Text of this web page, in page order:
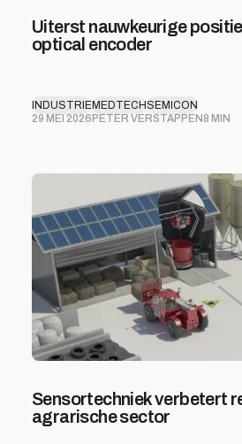
Uiterst nauwkeurige
optical encoder
INDUSTRIEMEDTECHSEMICON
29 MEI 2026 PETER VERSTAPPEN 8 MIN
Sensortechniek verbetert
agrarische sector